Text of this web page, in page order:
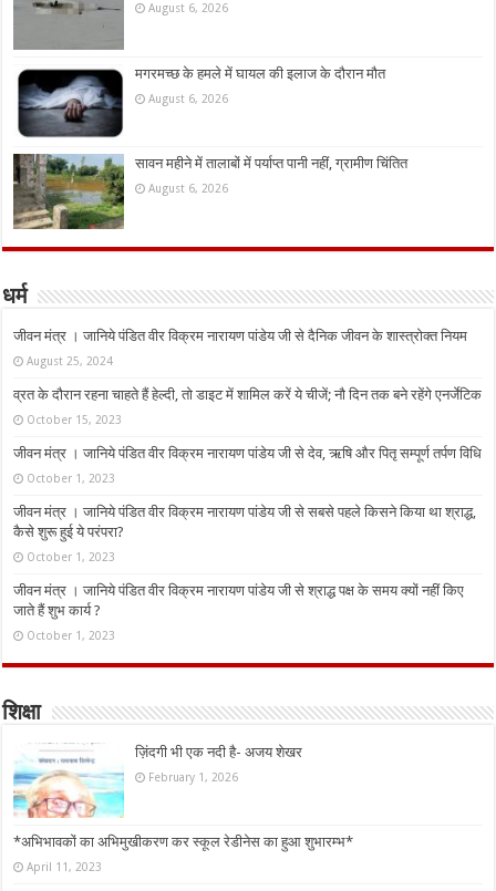
August 6, 2026
मगरमच्छ के हमले में घायल की इलाज के दौरान मौत
August 6, 2026
सावन महीने में तालाबों में पर्याप्त पानी नहीं, ग्रामीण चिंतित
August 6, 2026
धर्म
जीवन मंत्र । जानिये पंडित वीर विक्रम नारायण पांडेय जी से दैनिक जीवन के शास्त्रोक्त नियम
August 25, 2024
व्रत के दौरान रहना चाहते हैं हेल्दी, तो डाइट में शामिल करें ये चीजें; नौ दिन तक बने रहेंगे एनर्जेटिक
October 15, 2023
जीवन मंत्र । जानिये पंडित वीर विक्रम नारायण पांडेय जी से देव, ऋषि और पितृ सम्पूर्ण तर्पण विधि
October 1, 2023
जीवन मंत्र । जानिये पंडित वीर विक्रम नारायण पांडेय जी से सबसे पहले किसने किया था श्राद्ध,
कैसे शुरू हुई ये परंपरा?
October 1, 2023
जीवन मंत्र । जानिये पंडित वीर विक्रम नारायण पांडेय जी से श्राद्ध पक्ष के समय क्यों नहीं किए
जाते हैं शुभ कार्य ?
October 1, 2023
शिक्षा
ज़िंदगी भी एक नदी है- अजय शेखर
February 1, 2026
*अभिभावकों का अभिमुखीकरण कर स्कूल रेडीनेस का हुआ शुभारम्भ*
April 11, 2023